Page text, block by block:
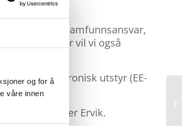
og for å
våre innen
mer enn samfunnsansvar,
tilfeller vil vi også
og elektronisk utstyr (EE-
og regler, sier Ervik.